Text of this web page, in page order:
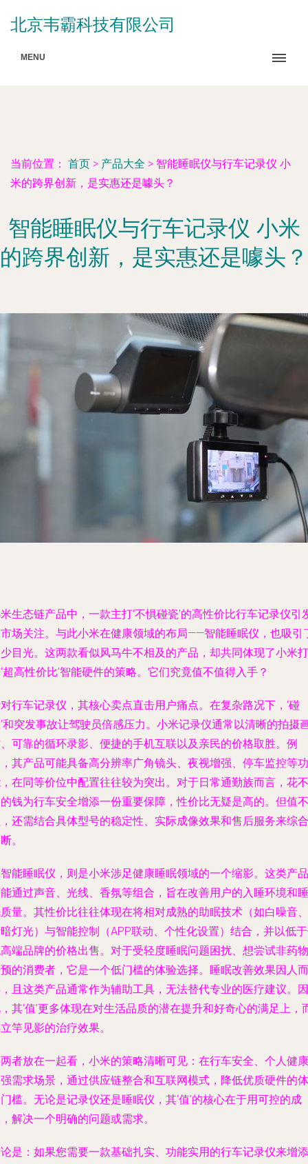
北京韦霸科技有限公司
MENU
当前位置： 首页 > 产品大全 > 智能睡眠仪与行车记录仪 小
米的跨界创新，是实惠还是噱头？
智能睡眠仪与行车记录仪 小米
的跨界创新，是实惠还是噱头？
生态链产品中，一款主打‘不惧碰瓷’的高性价比行车记录仪引
场关注。与此小米在健康领域的布局——智能睡眠仪，也吸引
目光。这两款看似风马牛不相及的产品，却共同体现了小米打
超高性价比’智能硬件的策略。它们究竟值不值得入手？
行车记录仪，其核心卖点直击用户痛点。在复杂路况下，‘碰
和突发事故让驾驶员倍感压力。小米记录仪通常以清晰的拍摄
可靠的循环录影、便捷的手机互联以及亲民的价格取胜。例
其产品可能具备高分辨率广角镜头、夜视增强、停车监控等功
在同等价位中配置往往较为突出。对于日常通勤族而言，花不
钱为行车安全增添一份重要保障，性价比无疑是高的。但值不
还需结合具体型号的稳定性、实际成像效果和售后服务来综合
。
能睡眠仪，则是小米涉足健康睡眠领域的一个缩影。这类产品
通过声音、光线、香氛等组合，旨在改善用户的入睡环境和睡
量。其性价比往往体现在将相对成熟的助眠技术（如白噪音、
灯光）与智能控制（APP联动、个性化设置）结合，并以低
端品牌的价格出售。对于受轻度睡眠问题困扰、想尝试非药物
的消费者，它是一个低门槛的体验选择。睡眠改善效果因人而
且这类产品通常作为辅助工具，无法替代专业的医疗建议。因
其‘值’更多体现在对生活品质的潜在提升和好奇心的满足上，
竿见影的治疗效果。
者放在一起看，小米的策略清晰可见：在行车安全、个人健康
需求场景，通过供应链整合和互联网模式，降低优质硬件的体
槛。无论是记录仪还是睡眠仪，其‘值’的核心在于用可控的成
解决一个明确的问题或需求。
是：如果您需要一款基础扎实、功能实用的行车记录仪来增添